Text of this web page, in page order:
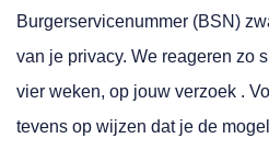
Burgerservicenummer (BSN)
van je privacy. We reageren zo
vier weken, op jouw verzoek .
tevens op wijzen dat je de